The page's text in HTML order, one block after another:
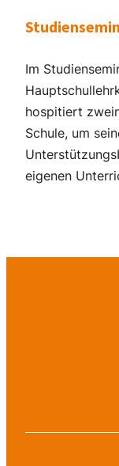
Im
hospitiert
Schule, um
eigenen